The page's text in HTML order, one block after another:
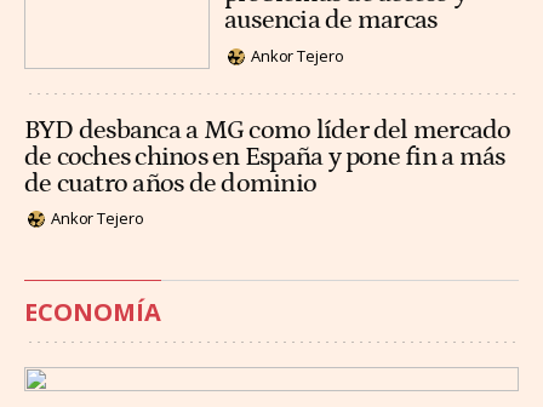
ausencia de marcas
Ankor Tejero
BYD desbanca a MG como líder del mercado
de coches chinos en España y pone fin a más
de cuatro años de dominio
Ankor Tejero
ECONOMÍA